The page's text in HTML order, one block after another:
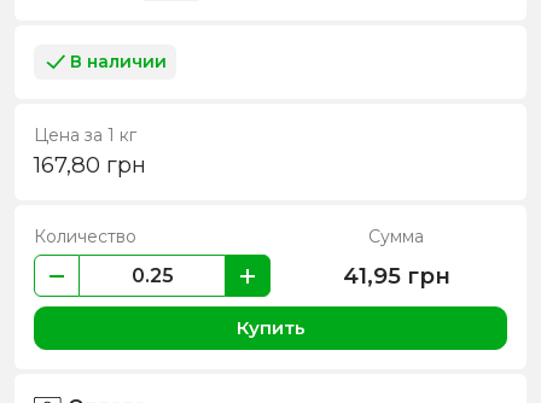
В наличии
Цена за 1 кг
167,80 грн
Количество Сумма
41,95 грн
Купить